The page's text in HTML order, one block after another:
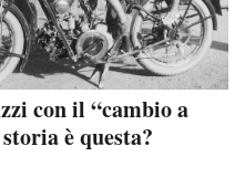
con il “cambio a
è questa?